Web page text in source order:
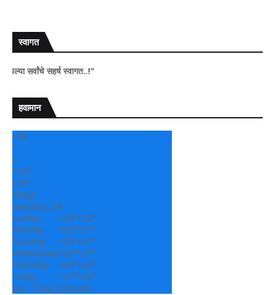
स्वागत
सहर्ष स्वागत..!"
हवामान
+28
°
C
+29°
+22°
Sangli
Saturday, 08
Sunday
+29°+22°
Monday
+29°+21°
Tuesday
+29°+21°
Wednesday+29°+21°
Thursday
+29°+22°
Friday
+27°+22°
See 7-Day Forecast